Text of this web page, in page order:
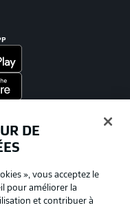
DE
», vous acceptez le
pour améliorer la
et contribuer à